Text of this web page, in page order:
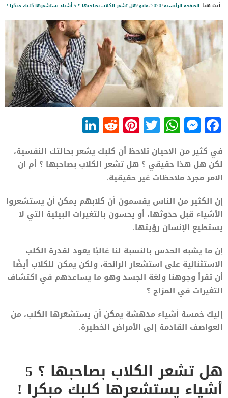
أنت هنا:الصفحة الرئيسية/
2020
/مايو/هل تشعر الكلاب بصاحبها ؟ 5 أشياء يستشعرها كلبك مبكرا !
Facebook
Messenger
WhatsApp
Twitter
Pinterest
Reddit
في كثير من الاحيان تلاحظ أن كلبك يشعر بحالتك النفسية،
لكن هل هذا حقيقي ؟ هل تشعر الكلاب بصاحبها ؟ أم ان
الامر مجرد ملاحظات غير حقيقية.
إن الكثير من الناس يقسمون أن كلابهم يمكن أن يستشعروا
الأشياء قبل حدوثها، أو يحسون بالتغيرات البيئية التي لا
يستطيع الإنسان رؤيتها.
إن ما يشبه الحدس بالنسبة لنا غالبًا يعود لقدرة الكلب
الاستثنائية على استشعار الرائحة، ولكن يمكن للكلاب أيضًا
أن تقرأ وجوهنا ولغة الجسد وهو ما يساعدهم في اكتشاف
التغيرات في المزاج ؟
إليك خمسة أشياء مدهشة يمكن أن يستشعرها الكلب، من
العواصف القادمة إلى الأمراض الخطيرة.
هل تشعر الكلاب بصاحبها ؟ 5
أشياء يستشعرها كلبك مبكرا !